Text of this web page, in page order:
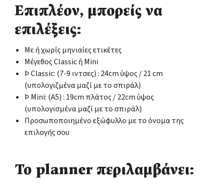
Επιπλέον, μπορείς να
επιλέξεις:
Με ή χωρίς μηνιαίες ετικέτες
Μέγεθος Classic ή Mini
Þ Classic: (7-9 ιντσες) : 24cm ύψος / 21 cm
(υπολογιζμένα μαζί με το σπιράλ)
Þ Mini: (Α5) : 19cm πλάτος / 22cm ύψος
(υπολογισμένα μαζί με το σπιράλ)
Προσωποποιημένο εξώφυλλο με το όνομα της
επιλογής σου
Το planner περιλαμβάνει: